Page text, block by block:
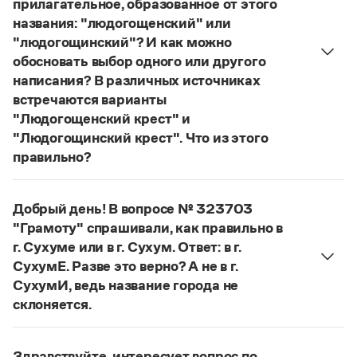
Словари русского языка как государственного
Справочники
Правила русской орфографии и пунктуации
Русский язык. Краткий теоретический курс
для школьников
Письмовник
Справочник по фразеологии
Азбучные истины
Словарь-справочник непростые слова
Все справочники портала
Новости и события
Управление в русском языке
Словарь русских имён
Словарь методических терминов
Правила русской орфографии и пунктуации
(1956)
прилагательное, образованное от этого
названия: "людогощенский" или
"людогощинский"? И как можно
обосновать выбор одного или другого
написания? В различных источниках
встречаются варианты
"Людогощенский крест" и
"Людогощинский крест". Что из этого
правильно?
Есть орфографическое правило:
географических названий на -а(-я), пишется
суффикс -
инск-. Правильно:Людогоща—
людогощинский . Ср.:Балашиха —балашихинский
Ельня— ельнинский,Истра— истринский
Находка—находкинский ,Охта—
Ялта—ялтинский
Добрый день! В вопросе № 323703
"Грамоту" спрашивали, как правильно в
г. Сухуме или в г. Сухум. Ответ: в г.
СухумЕ. Разве это верно? А не в г.
СухумИ, ведь название города не
склоняется.
Если название используется в формеСухум, оно